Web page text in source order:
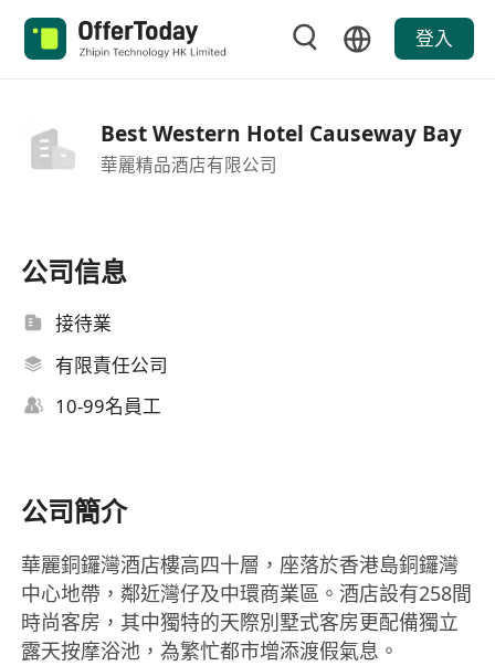
登入
Best Western Hotel Causeway Bay
華麗精品酒店有限公司
公司信息
接待業
有限責任公司
10-99名員工
公司簡介
華麗銅鑼灣酒店樓高四十層，座落於香港島銅鑼灣
中心地帶，鄰近灣仔及中環商業區。酒店設有258間
時尚客房，其中獨特的天際別墅式客房更配備獨立
露天按摩浴池，為繁忙都市增添渡假氣息。